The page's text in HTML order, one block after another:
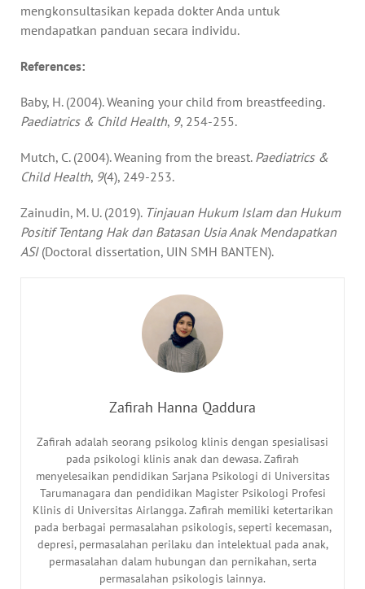
mengkonsultasikan kepada dokter Anda untuk
mendapatkan panduan secara individu.
References:
Baby, H. (2004). Weaning your child from breastfeeding.
Paediatrics & Child Health, 9, 254-255.
Mutch, C. (2004). Weaning from the breast. Paediatrics &
Child Health, 9(4), 249-253.
Zainudin, M. U. (2019). Tinjauan Hukum Islam dan Hukum
Positif Tentang Hak dan Batasan Usia Anak Mendapatkan
ASI(Doctoral dissertation, UIN SMH BANTEN).
Zafirah Hanna Qaddura
Zafirah adalah seorang psikolog klinis dengan spesialisasi
pada psikologi klinis anak dan dewasa. Zafirah
menyelesaikan pendidikan Sarjana Psikologi di Universitas
Tarumanagara dan pendidikan Magister Psikologi Profesi
Klinis di Universitas Airlangga. Zafirah memiliki ketertarikan
pada berbagai permasalahan psikologis, seperti kecemasan,
depresi, permasalahan perilaku dan intelektual pada anak,
permasalahan dalam hubungan dan pernikahan, serta
permasalahan psikologis lainnya.